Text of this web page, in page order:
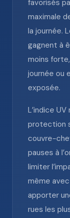
favorisés
maximale
la journée.
gagnent à
moins
journée ou
exposée.
L’indice
protection
couvre-
pauses à
limiter
même
apporter
rues les